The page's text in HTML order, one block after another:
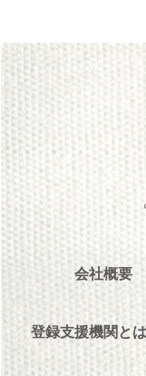
会社概要
登録支援機関とは